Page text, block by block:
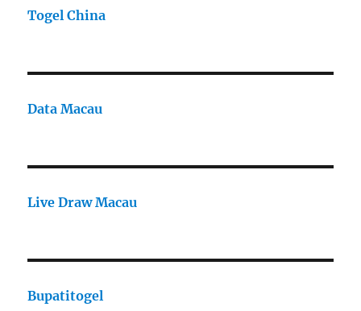
Togel China
Data Macau
Live Draw Macau
Bupatitogel